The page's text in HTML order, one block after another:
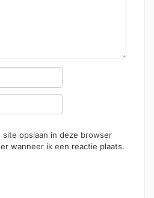
site opslaan in deze browser
wanneer ik een reactie plaats.